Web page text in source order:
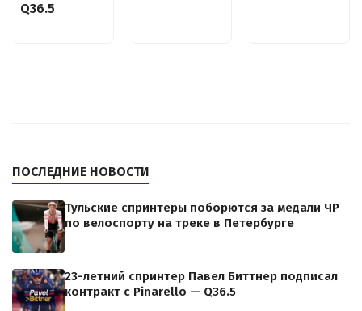
Q36.5
ПОСЛЕДНИЕ НОВОСТИ
Тульские спринтеры поборются за медали ЧР
по велоспорту на треке в Петербурге
23-летний спринтер Павел Биттнер подписал
контракт с Pinarello — Q36.5